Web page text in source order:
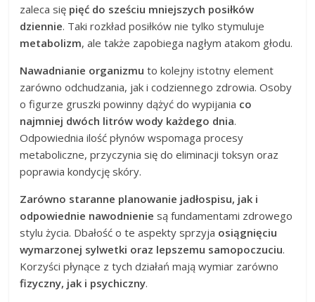
zaleca się pięć do sześciu mniejszych posiłków
dziennie. Taki rozkład posiłków nie tylko stymuluje
metabolizm, ale także zapobiega nagłym atakom głodu.
Nawadnianie organizmu to kolejny istotny element
zarówno odchudzania, jak i codziennego zdrowia. Osoby
o figurze gruszki powinny dążyć do wypijania co
najmniej dwóch litrów wody każdego dnia.
Odpowiednia ilość płynów wspomaga procesy
metaboliczne, przyczynia się do eliminacji toksyn oraz
poprawia kondycję skóry.
Zarówno staranne planowanie jadłospisu, jak i
odpowiednie nawodnienie są fundamentami zdrowego
stylu życia. Dbałość o te aspekty sprzyja osiągnięciu
wymarzonej sylwetki oraz lepszemu samopoczuciu.
Korzyści płynące z tych działań mają wymiar zarówno
fizyczny, jak i psychiczny.